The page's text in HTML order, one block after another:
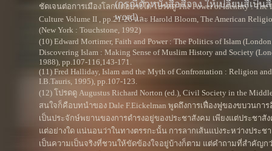
ชัดเจนต่อการเมืองโลกแต่อย่างใด โปรดดู The Power of Identity : The
Culture Volume II , pp.21-26 และ Harold Bloom, The American
(New York : Touchstone, 1992)
(10) Edward Mortimer, Faith and Power : The Politics of Islam
Discovering Islam : Making Sense of Muslim History and Society
1988), pp.107-116,143-171.
(11) Fred Halliday, Islam and the Myth of Confrontation : Religion
I.B.Tauris, 1995), pp.107-123.
(12) โปรดดู Augustus Richard Norton (ed.), Civil Society in the
สนใจก็คือบทนำของ Dale F.Eickelman พูดถึงการเฟื่องฟูของขบวนก
เป็นประจักษ์พยานของการดำรงอยู่ของประชาสังคม เพียงแต่ประชา
แต่อย่างใด แน่นอนว่าในทางตรรกะนั้น การลากเส้นแบ่งระหว่างประ
เป็นความเป็นจริงที่ชวนให้ขัดข้องใจอยู่บ้างก็ตาม แต่คำถามที่สำคัญก
(กรณีตัวหนังสือสีจาง ให้เปลี่ยนสีเป็น
word)